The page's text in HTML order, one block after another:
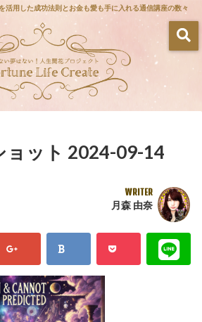
活用した成功法則とお金も愛も手に入れる通信講座の数々
ョット 2024-09-14
WRITER
月森 由奈